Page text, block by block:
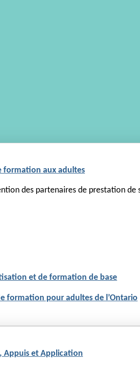
formation aux adultes
des partenaires de prestation
et de formation de base
formation pour adultes de l’Ontario
Appuis et Application